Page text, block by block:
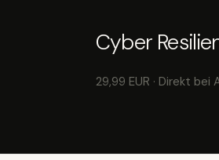
Cyber
29,99 EUR · Direkt